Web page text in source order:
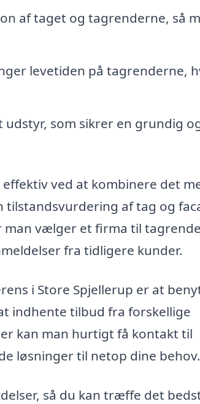
af taget og tagrenderne, så
levetiden på tagrenderne,
som sikrer en grundig
ved at kombinere det
tilstandsvurdering af tag og
man vælger et firma til
fra tidligere kunder.
i Store Spjellerup er at
indhente tilbud fra forskellige
kan man hurtigt få kontakt til
løsninger til netop dine behov.
så du kan træffe det